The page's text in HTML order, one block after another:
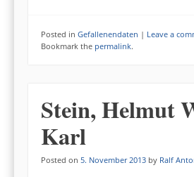
Posted in Gefallenendaten | Leave a
Bookmark the permalink.
Stein, Helmut
Karl
Posted on 5. November 2013 by Ralf